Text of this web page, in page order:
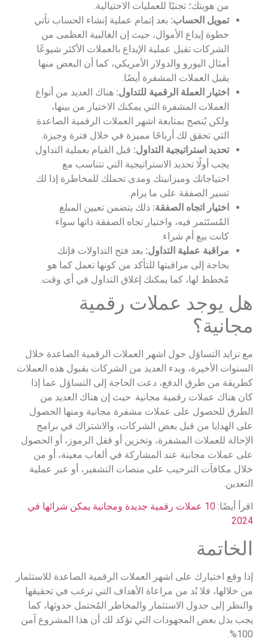
من هويتك؛ تجنبًا للعمليات الاحتيالية.
تمويل الحساب: بعد إتمام عملية إنشاء الحساب تأتي
خطوة إيداع الأموال، حيث إن الغالبية العظمى من
الشركات تقبل عملية الإيداع بالعملات الأكثر شيوعًا
أمثال اليورو والدولار الأمريكي، كما أن البعض منها
يقبل العملات المشفرة أيضًا.
اختيار العملة الرقمية للتداول: هناك العديد من أنواع
العملات المشفرة التي يمكنك الاختيار من بينها،
ولكن يُنصح بمتابعة اشهر العملات الرقمية الصاعدة
التي تحقق لك أرباحًا مميزة في خلال فترة وجيزة.
تحديد استراتيجية التداول: قبل القيام بعملية التداول
يجب أولًا تحديد الاستراتيجية التي تتناسب مع
احتياجاتك وميزانيتك ومدى تحملك للمخاطرة إذا لك
تسير الصفقة على ما يرام.
اختيار اتجاه الصفقة: ذلك يتضمن تعيين المبلغ
المُستَثمر فيه، واختيار تجاه الصفقة ذاتها سواء
كانت بيع أم شراء.
مراقبة عملية التداول: بعد فتح التداولات فإنك
بحاجة إلى مراقبتها للتأكد من كونها تعمل كما هو
مُخطط لها، كما يمكنك إغلاق التداول في أي وقت.
هل يوجد عملات رقمية
مجانية؟
مع تزايد التساؤل حول اشهر العملات الرقمية الصاعدة خلال
السنوات الأخيرة، وبدء العديد من الشركات بقبول هذه العملات
كطريقة من طرق الدفع، دعت الحاجة إلى التساؤل عما إذا
كان هناك عملات رقمية مجانية. حيث إن هناك العديد من
الطرق للحصول على عملات مشفرة مجانية ومنها الحصول
على الهدايا من قبل بعض الشركات، والاشتراك في برامج
الإحالة للعملات المشفرة، وتخزين أو قفل الرموز، أو الحصول
على عملات مجانية عند المشاركة في ألعاب معينة، أو من
خلال مكافآت الترحيب على منصات التشفير، أو عبر عملية
التعدين.
اقرأ أيضًا:
10 عملات رقمية جديدة ومجانية يمكن شرائها في
2024
الخاتمة
إذا وقع اختيارك على اشهر العملات الرقمية الصاعدة للاستثمار
من خلالها، فلا بُد من مراعاة الأهداف التي ترغب في تحقيقها
والنظر إلى جدول الاستثمار والمخاطر المُحتمل حدوثها، كما
يجب بذل بعض المجهودات التي تؤكد لك أن هذا المشروع آمن
100%.